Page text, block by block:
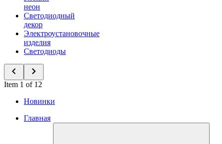
неон
Светодиодный
декор
Электроустановочные
изделия
Светодиоды
Item 1 of 12
Новинки
Главная